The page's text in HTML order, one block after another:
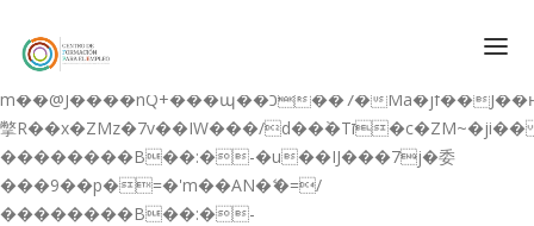
��������p�SVT�(w��ę��!j������
��x�;�-
m��@J����nQ+���պ��כ��7�Ma�jf��J��ͱ4j���Ѳ�
撆R��x�ZMz�7v��IW���/d��ٞ�Тז�c�ZM~�ji�� ߒ��sQz�����Ԡ��DW��3�De�n"��M�+/
��������B��:�-�u��IJ���7j�委
���9��p�=�'m��AN�ޭ�=/
��������B��:�-
CONÓCENOS
QUIENES SOMOS